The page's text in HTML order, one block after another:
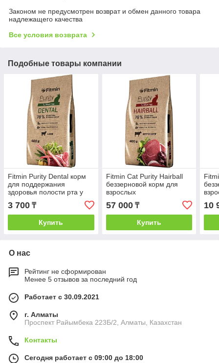
Законом не предусмотрен возврат и обмен данного товара
надлежащего качества
Все условия возврата
Подобные товары компании
Fitmin Purity Dental корм
для поддержания
здоровья полости рта у
взрослых кошек с
ягненком,400г
3 700 ₸
Купить
Fitmin Cat Purity Hairball
беззерновой корм для
взрослых
длинношерстных кошек с
говядиной 10кг
57 000₸
Купить
10
О нас
Рейтинг не сформирован
Менее 5 отзывов за последний год
Работает с 30.09.2021
г. Алматы
Проспект Райымбека 223Б/2, Алматы, Казахстан
Контакты
Сегодня работает с 09:00 до 18:00